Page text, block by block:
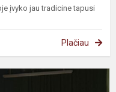
įvyko jau tradicine tapusi
Plačiau